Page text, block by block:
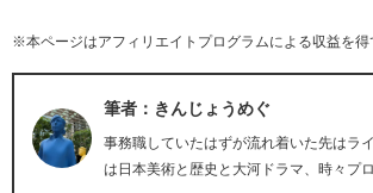
※本ページはアフィリエイトプログラムによる収益を得
筆者：きんじょうめぐ
事務職していたはずが流れ着いた先はラ
は日本美術と歴史と大河ドラマ、時々プロ